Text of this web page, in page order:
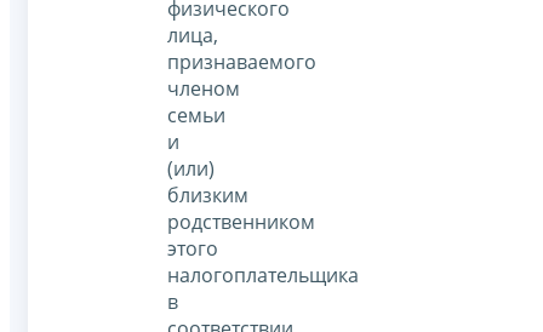
физического
лица,
признаваемого
членом
семьи
и
(или)
близким
родственником
этого
налогоплательщика
в